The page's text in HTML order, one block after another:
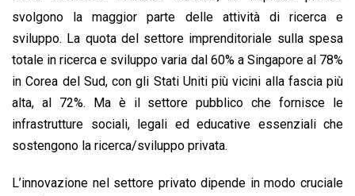
svolgono la maggior parte delle attività di ricerca e
sviluppo. La quota del settore imprenditoriale sulla spesa
totale in ricerca e sviluppo varia dal 60% a Singapore al 78%
in Corea del Sud, con gli Stati Uniti più vicini alla fascia più
alta, al 72%. Ma è il settore pubblico che fornisce le
infrastrutture sociali, legali ed educative essenziali che
sostengono la ricerca/sviluppo privata.
L’innovazione nel settore privato dipende in modo cruciale